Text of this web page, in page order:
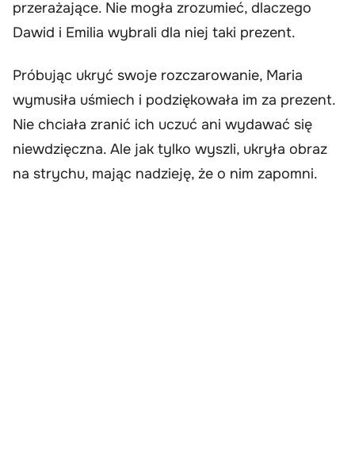
przerażające. Nie mogła zrozumieć, dlaczego
Dawid i Emilia wybrali dla niej taki prezent.
Próbując ukryć swoje rozczarowanie, Maria
wymusiła uśmiech i podziękowała im za prezent.
Nie chciała zranić ich uczuć ani wydawać się
niewdzięczna. Ale jak tylko wyszli, ukryła obraz
na strychu, mając nadzieję, że o nim zapomni.